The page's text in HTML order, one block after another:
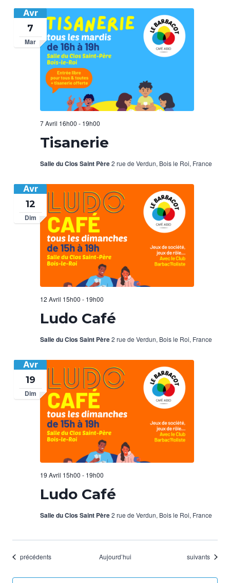
Avr
7
Mar
Tisanerie
7 Avril 16h00 - 19h00
Salle du Clos Saint Père2 rue de Verdun, Bois le Roi, France
Avr
12
Dim
Ludo Café
12 Avril 15h00 - 19h00
Salle du Clos Saint Père2 rue de Verdun, Bois le Roi, France
Avr
19
Dim
Ludo Café
19 Avril 15h00 - 19h00
Salle du Clos Saint Père2 rue de Verdun, Bois le Roi, France
Évènements
précédents Aujourd’hui Évènements
suivants